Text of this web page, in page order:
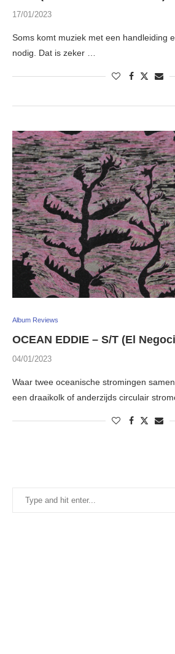
17/01/2023
Soms komt muziek met een handleiding
nodig. Dat is zeker …
Album Reviews
OCEAN EDDIE – S/T (El
04/01/2023
Waar twee oceanische stromingen
een draaikolk of anderzijds circulair